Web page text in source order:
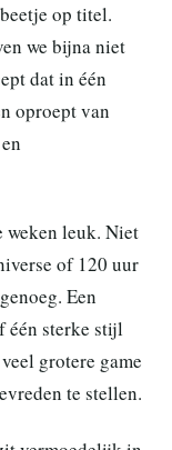
op titel.
we bijna niet
dat in één
oproept van
weken leuk. Niet
of 120 uur
Een
één sterke stijl
grotere game
te stellen.